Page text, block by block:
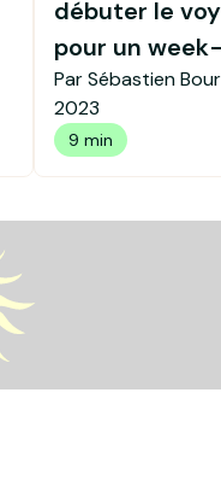
débuter le
pour un
Par Sébastien
2023
9 min